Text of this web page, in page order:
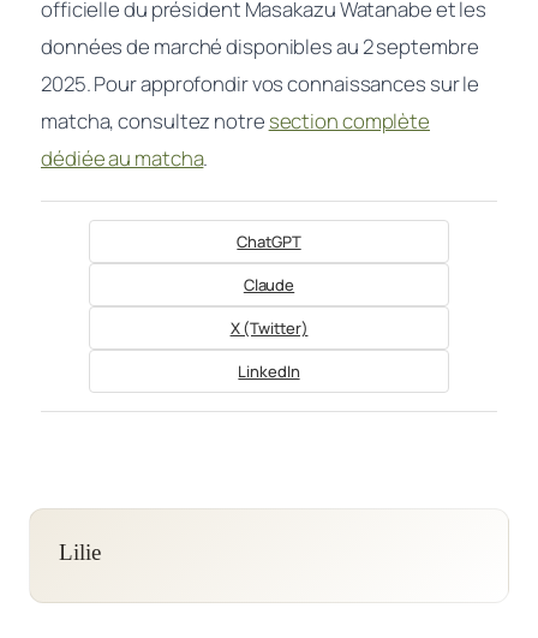
officielle du président Masakazu Watanabe et les
données de marché disponibles au 2 septembre
2025. Pour approfondir vos connaissances sur le
matcha, consultez notre section complète
dédiée au matcha.
ChatGPT
Claude
X (Twitter)
LinkedIn
Lilie